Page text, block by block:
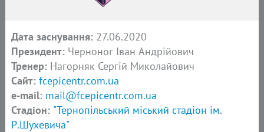
Дата заснування: 27.06.2020
Президент: Черноног Іван Андрійович
Тренер: Нагорняк Сергій Миколайович
Сайт: fcepicentr.com.ua
e-mail: mail@fcepicentr.com.ua
Стадіон: "Тернопільський міський стадіон ім.
Р.Шухевича"